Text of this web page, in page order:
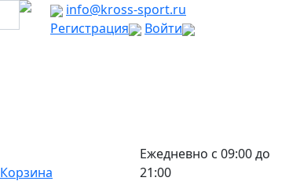
info@kross-sport.ru
Регистрация
Войти
Корзина
Ежедневно с 09:00 до
21:00